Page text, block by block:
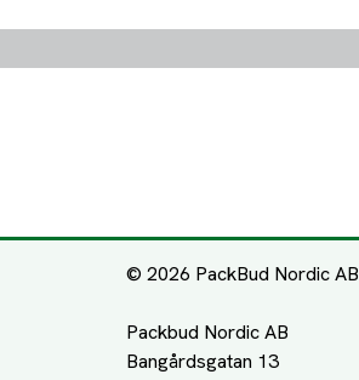
© 2026 PackBud Nordic AB
Packbud Nordic AB
Bangårdsgatan 13